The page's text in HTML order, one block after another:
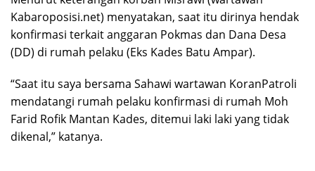
Kabaroposisi.net) menyatakan, saat itu dirinya hendak
konfirmasi terkait anggaran Pokmas dan Dana Desa
(DD) di rumah pelaku (Eks Kades Batu Ampar).
“Saat itu saya bersama Sahawi wartawan KoranPatroli
mendatangi rumah pelaku konfirmasi di rumah Moh
Farid Rofik Mantan Kades, ditemui laki laki yang tidak
dikenal,” katanya.